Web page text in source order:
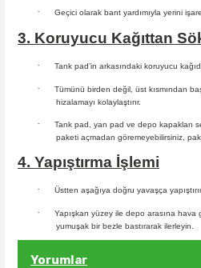
· Geçici olarak bant yardımıyla yerini
3. Koruyucu Kağıttan
· Tank pad’in arkasındaki koruyucu
·
Tümünü birden değil, üst kısmından
hizalamayı kolaylaştırır.
·
Tank pad, yan pad ve depo kapakları
paketi açmadan göremeyebilirsiniz,
4. Yapıştırma İşlemi
· Üstten aşağıya doğru yavaşça
·
Yapışkan yüzey ile depo arasına hava
yumuşak bir bezle bastırarak ilerleyin.
Yorumlar